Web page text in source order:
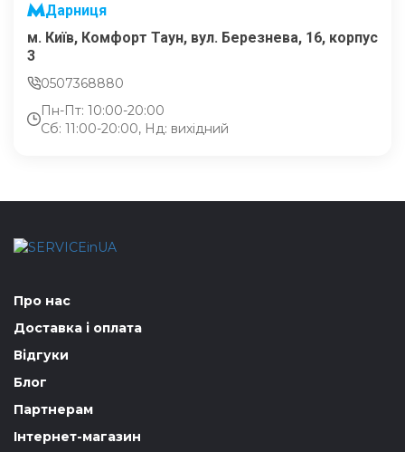
Дарниця
м. Київ, Комфорт Таун, вул. Березнева, 16, корпус
3
0507368880
Пн-Пт: 10:00-20:00
Сб: 11:00-20:00, Нд: вихідний
Про нас
Доставка і оплата
Відгуки
Блог
Партнерам
Інтернет-магазин